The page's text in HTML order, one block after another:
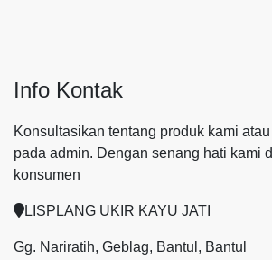
Info Kontak
Konsultasikan tentang produk kami
pada admin. Dengan senang hati kami
konsumen
LISPLANG UKIR KAYU JATI
Gg. Nariratih, Geblag, Bantul, Bantul